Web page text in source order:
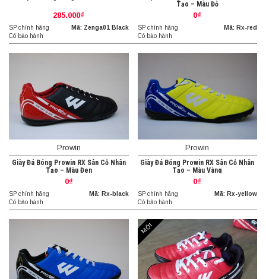
285.000₫
SP chính hãng
Có bảo hành
Mã: Zenga01 Black
Tạo – Màu Đỏ
0₫
SP chính hãng
Có bảo hành
Mã: Rx-red
Prowin
Giày Đá Bóng Prowin RX Sân Cỏ Nhân
Tạo – Màu Đen
0₫
SP chính hãng
Có bảo hành
Mã: Rx-black
Prowin
Giày Đá Bóng Prowin RX Sân Cỏ Nhân
Tạo – Màu Vàng
0₫
SP chính hãng
Có bảo hành
Mã: Rx-yellow
MỚI